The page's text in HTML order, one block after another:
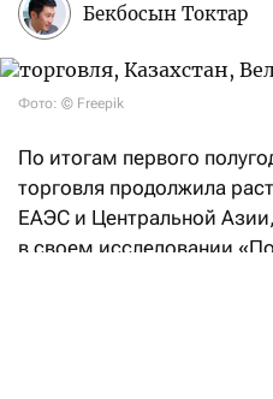
Бекбосын Токтар
Фото: © Freepik
По итогам первого
торговля продолжила
ЕАЭС и Центральной
в своем исследовании